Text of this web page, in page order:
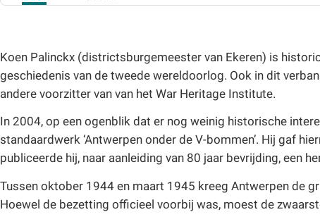
Koen Palinckx (districtsburgemeester van Ekeren) is
geschiedenis van de tweede wereldoorlog. Ook in dit
andere voorzitter van van het War Heritage Institute.
In 2004, op een ogenblik dat er nog weinig historische
standaardwerk ‘Antwerpen onder de V-bommen’. Hij gaf
publiceerde hij, naar aanleiding van 80 jaar bevrijding, een
Tussen oktober 1944 en maart 1945 kreeg Antwerpen de
Hoewel de bezetting officieel voorbij was, moest de